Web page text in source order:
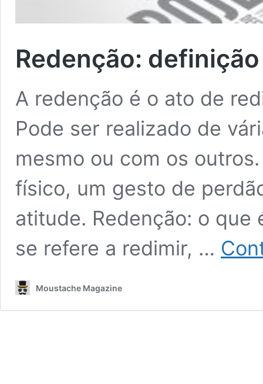
Redenção: definição
A redenção é o ato de
Pode ser realizado de
mesmo ou com os
físico, um gesto de
atitude. Redenção: o que
se refere a redimir, …
Moustache Magazine